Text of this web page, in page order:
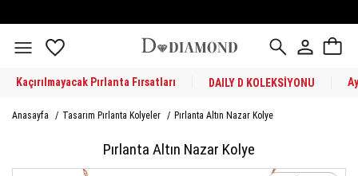
Kaçırılmayacak Pırlanta Fırsatları DAILY D KOLEKSİYONU
Anasayfa / Tasarım Pırlanta Kolyeler / Pırlanta Altın Nazar Kolye
Pırlanta Altın Nazar Kolye